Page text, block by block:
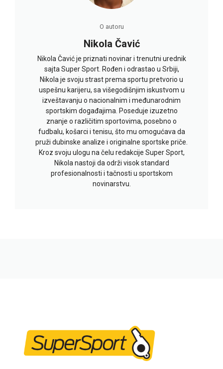
O autoru
Nikola Čavić
Nikola Čavić je priznati novinar i trenutni urednik
sajta Super Sport. Rođen i odrastao u Srbiji,
Nikola je svoju strast prema sportu pretvorio u
uspešnu karijeru, sa višegodišnjim iskustvom u
izveštavanju o nacionalnim i međunarodnim
sportskim događajima. Poseduje izuzetno
znanje o različitim sportovima, posebno o
fudbalu, košarci i tenisu, što mu omogućava da
pruži dubinske analize i originalne sportske priče.
Kroz svoju ulogu na čelu redakcije Super Sport,
Nikola nastoji da održi visok standard
profesionalnosti i tačnosti u sportskom
novinarstvu.